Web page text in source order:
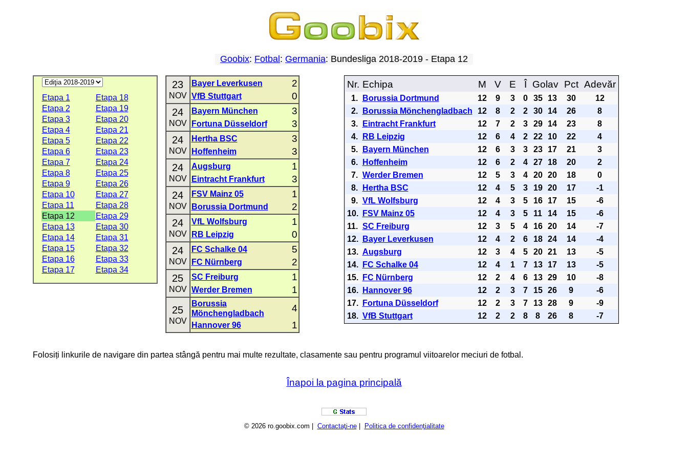
Goobix: Fotbal : Germania: Bundesliga 2018-2019 - Etapa 12
Etapa 1
Etapa 18
Etapa 2
Etapa 19
Etapa 3
Etapa 20
Etapa 4
Etapa 21
Etapa 5
Etapa 22
Etapa 6
Etapa 23
Etapa 7
Etapa 24
Etapa 8
Etapa 25
Etapa 9
Etapa 26
Etapa 10
Etapa 27
Etapa 11
Etapa 28
Etapa 12
Etapa 29
Etapa 13
Etapa 30
Etapa 14
Etapa 31
Etapa 15
Etapa 32
Etapa 16
Etapa 33
Etapa 17
Etapa 34
23
NOV
Bayer Leverkusen 2
VfB Stuttgart 0
24
NOV
Bayern München 3
Fortuna Düsseldorf 3
24
NOV
Hertha BSC 3
Hoffenheim 3
24
NOV
Augsburg 1
Eintracht Frankfurt 3
24
NOV
FSV Mainz 05 1
Borussia Dortmund 2
24
NOV
VfL Wolfsburg 1
RB Leipzig 0
24
NOV
FC Schalke 04 5
FC Nürnberg 2
25
NOV
SC Freiburg 1
Werder Bremen 1
25
NOV
Borussia
Mönchengladbach
4
Hannover 96 1
Nr. Echipa M V E Î Golav Pct Adevăr
1. Borussia Dortmund 12 9 3 0 35 13 30
12
2.
Borussia Mönchengladbach 12 8 2 2 30 14 26
8
3.
Eintracht Frankfurt 12 7 2 3 29 14 23
8
4.
RB Leipzig 12 6 4 2 22 10 22
4
5.
Bayern München 12 6 3 3 23 17 21
3
6.
Hoffenheim 12 6 2 4 27 18 20
2
7. Werder Bremen 12 5 3 4 20 20 18
0
8.
Hertha BSC 12 4 5 3 19 20 17
-1
9. VfL Wolfsburg 12 4 3 5 16 17 15
-6
10.
FSV Mainz 05 12 4 3 5 11 14 15
-6
11. SC Freiburg 12 3 5 4 16 20 14
-7
12.
Bayer Leverkusen 12 4 2 6 18 24 14
-4
13. Augsburg 12 3 4 5 20 21 13
-5
14.
FC Schalke 04 12 4 1 7 13 17 13
-5
15.
FC Nürnberg 12 2 4 6 13 29 10
-8
16.
Hannover 96 12 2 3 7 15 26 9
-6
17.
Fortuna Düsseldorf 12 2 3 7 13 28 9
-9
18. VfB Stuttgart 12 2 2 8 8 26 8 -7
Folosiți linkurile de navigare din partea stângă pentru mai multe rezultate, clasamente sau pentru programul viitoarelor meciuri de fotbal.
Înapoi la pagina principală
© 2026 ro.goobix.com | Contactaţi-ne| Politica de confidenţialitate